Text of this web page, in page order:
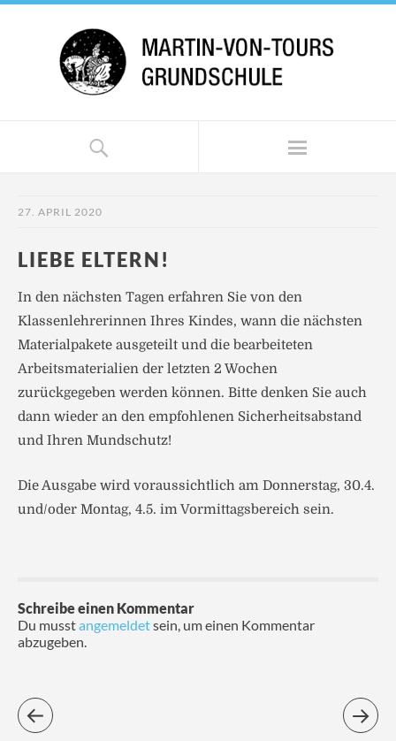
27. APRIL 2020
LIEBE ELTERN!
In den nächsten Tagen erfahren Sie von den
Klassenlehrerinnen Ihres Kindes, wann die nächsten
Materialpakete ausgeteilt und die bearbeiteten
Arbeitsmaterialien der letzten 2 Wochen
zurückgegeben werden können. Bitte denken Sie auch
dann wieder an den empfohlenen Sicherheitsabstand
und Ihren Mundschutz!
Die Ausgabe wird voraussichtlich am Donnerstag, 30.4.
und/oder Montag, 4.5. im Vormittagsbereich sein.
Schreibe einen Kommentar
Du musstangemeldetsein, um einen Kommentar
abzugeben.